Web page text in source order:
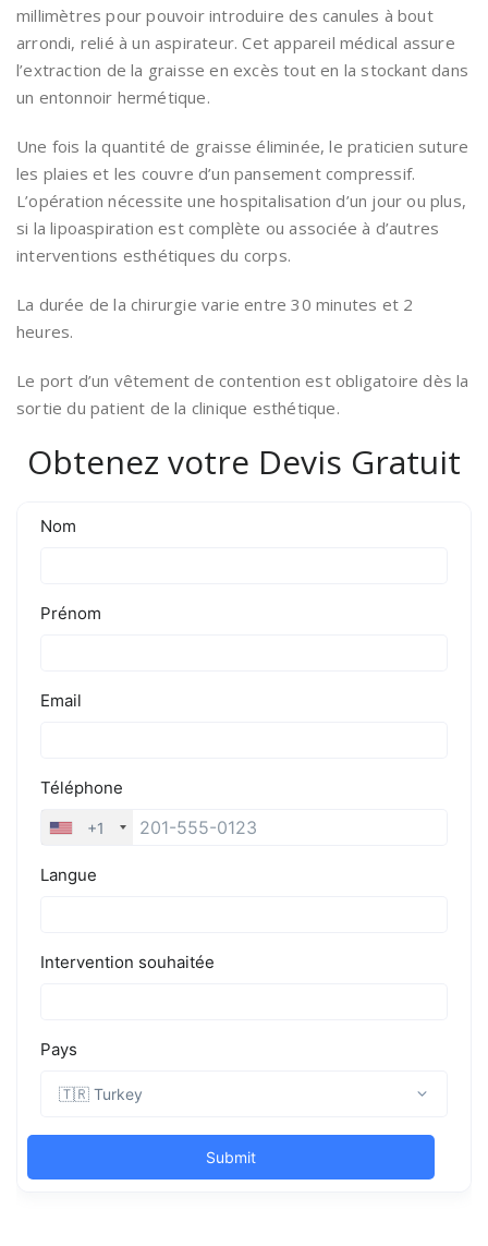
millimètres pour pouvoir introduire des canules à bout
arrondi, relié à un aspirateur. Cet appareil médical assure
l’extraction de la graisse en excès tout en la stockant dans
un entonnoir hermétique.
Une fois la quantité de graisse éliminée, le praticien suture
les plaies et les couvre d’un pansement compressif.
L’opération nécessite une hospitalisation d’un jour ou plus,
si la lipoaspiration est complète ou associée à d’autres
interventions esthétiques du corps.
La durée de la chirurgie varie entre 30 minutes et 2
heures.
Le port d’un vêtement de contention est obligatoire dès la
sortie du patient de la clinique esthétique.
Obtenez votre Devis Gratuit